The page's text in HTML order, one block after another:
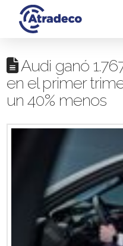
Audi ganó
en el primer
un 40% menos